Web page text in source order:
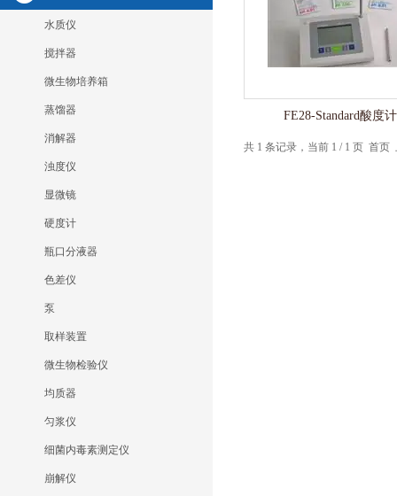
水质仪
搅拌器
微生物培养箱
蒸馏器
消解器
浊度仪
显微镜
硬度计
瓶口分液器
色差仪
泵
取样装置
微生物检验仪
均质器
匀浆仪
细菌内毒素测定仪
崩解仪
FE28-Standard酸度
共 1 条记录，当前 1 / 1 页 首